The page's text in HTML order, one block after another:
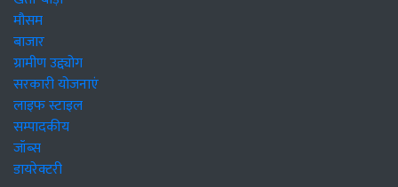
मौसम
बाजार
ग्रामीण उद्द्योग
सरकारी योजनाएं
लाइफ स्टाइल
सम्पादकीय
जॉब्स
डायरेक्टरी